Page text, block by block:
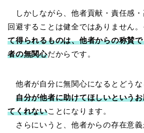
しかしながら、他者貢献・責任感
回避することは健全ではありません。
て得られるものは、他者からの称賛
者の無関心だからです。
他者が自分に無関心になるとどうな
自分が他者に助けてほしいという
てくれないことになります。
さらにいうと、他者からの存在意